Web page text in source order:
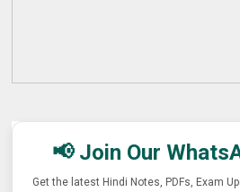
📢 Join Our
Get the latest Hindi Notes, PDFs, Exam